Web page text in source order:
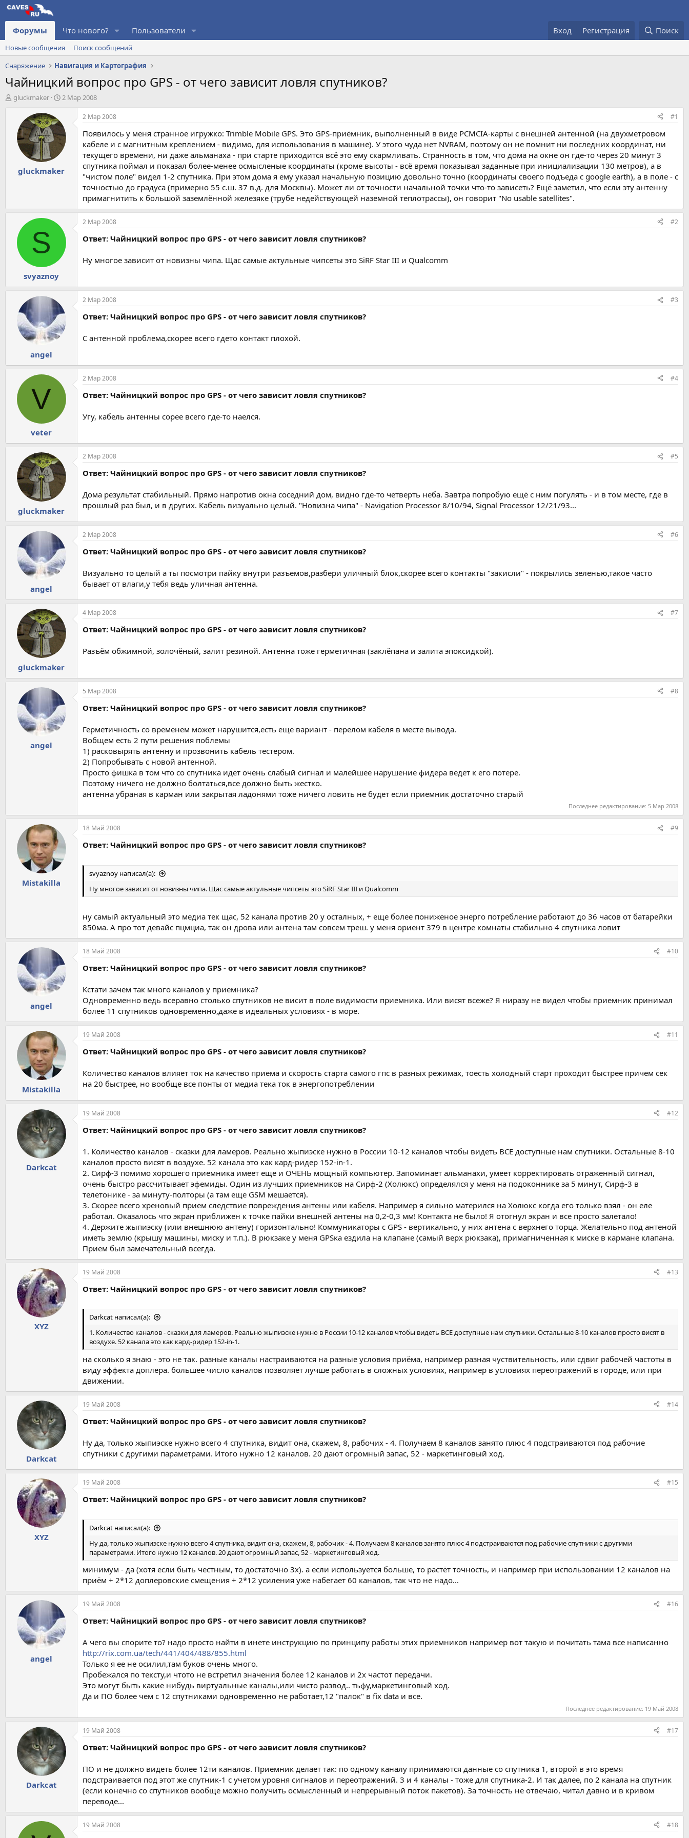
Форумы Что нового? Пользователи Вход Регистрация Поиск
Новые сообщения
Поиск сообщений
Снаряжение
Навигация и Картография
Чайницкий вопрос про GPS - от чего зависит ловля спутников?
А
gluckmaker
Д
а
н
а
ч
л
2 Мар 2008
gluckmaker
2 Мар 2008 #1
Появилось у меня странное игружко: Trimble Mobile GPS. Это GPS-приёмник, выполненный в виде PCMCIA-карты с внешней антенной (на двухметровом
кабеле и с магнитным креплением - видимо, для использования в машине). У этого чуда нет NVRAM, поэтому он не помнит ни последних координат, ни
текущего времени, ни даже альманаха - при старте приходится всё это ему скармливать. Странность в том, что дома на окне он где-то через 20 минут 3
спутника поймал и показал более-менее осмысленые координаты (кроме высоты - всё время показывал заданные при инициализации 130 метров), а в
"чистом поле" видел 1-2 спутника. При этом дома я ему указал начальную позицию довольно точно (координаты своего подъеда с google earth), а в поле - с
точностью до градуса (примерно 55 с.ш. 37 в.д. для Москвы). Может ли от точности начальной точки что-то зависеть? Ещё заметил, что если эту антенну
примагнитить к большой заземлённой железяке (трубе недействующей наземной теплотрассы), он говорит "No usable satellites".
S
svyaznoy
2 Мар 2008 #2
Ответ: Чайницкий вопрос про GPS - от чего зависит ловля спутников?
Ну многое зависит от новизны чипа. Щас самые актульные чипсеты это SiRF Star III и Qualcomm
angel
2 Мар 2008 #3
Ответ: Чайницкий вопрос про GPS - от чего зависит ловля спутников?
С антенной проблема,скорее всего гдето контакт плохой.
V
veter
2 Мар 2008 #4
Ответ: Чайницкий вопрос про GPS - от чего зависит ловля спутников?
Угу, кабель антенны сорее всего где-то наелся.
gluckmaker
2 Мар 2008 #5
Ответ: Чайницкий вопрос про GPS - от чего зависит ловля спутников?
Дома результат стабильный. Прямо напротив окна соседний дом, видно где-то четверть неба. Завтра попробую ещё с ним погулять - и в том месте, где в
прошлый раз был, и в других. Кабель визуально целый. "Новизна чипа" - Navigation Processor 8/10/94, Signal Processor 12/21/93...
angel
2 Мар 2008 #6
Ответ: Чайницкий вопрос про GPS - от чего зависит ловля спутников?
Визуально то целый а ты посмотри пайку внутри разъемов,разбери уличный блок,скорее всего контакты "закисли" - покрылись зеленью,такое часто
бывает от влаги,у тебя ведь уличная антенна.
gluckmaker
4 Мар 2008 #7
Ответ: Чайницкий вопрос про GPS - от чего зависит ловля спутников?
Разъём обжимной, золочёный, залит резиной. Антенна тоже герметичная (заклёпана и залита эпоксидкой).
angel
5 Мар 2008 #8
Ответ: Чайницкий вопрос про GPS - от чего зависит ловля спутников?
Герметичность со временем может нарушится,есть еще вариант - перелом кабеля в месте вывода.
Вобщем есть 2 пути решения поблемы
1) расковырять антенну и прозвонить кабель тестером.
2) Попробывать с новой антенной.
Просто фишка в том что со спутника идет очень слабый сигнал и малейшее нарушение фидера ведет к его потере.
Поэтому ничего не должно болтаться,все должно быть жестко.
антенна убраная в карман или закрытая ладонями тоже ничего ловить не будет если приемник достаточно старый
Последнее редактирование: 5 Мар 2008
Mistakilla
18 Май 2008 #9
Ответ: Чайницкий вопрос про GPS - от чего зависит ловля спутников?
svyaznoy написал(а):
Ну многое зависит от новизны чипа. Щас самые актульные чипсеты это SiRF Star III и Qualcomm
ну самый актуальный это медиа тек щас, 52 канала против 20 у осталных, + еще более пониженое энерго потребление работают до 36 часов от батарейки
850ма. А про тот девайс пцмциа, так он дрова или антена там совсем треш. у меня ориент 379 в центре комнаты стабильно 4 спутника ловит
angel
18 Май 2008 #10
Ответ: Чайницкий вопрос про GPS - от чего зависит ловля спутников?
Кстати зачем так много каналов у приемника?
Одновременно ведь всеравно столько спутников не висит в поле видимости приемника. Или висят всеже? Я ниразу не видел чтобы приемник принимал
более 11 спутников одновременно,даже в идеальных условиях - в море.
Mistakilla
19 Май 2008 #11
Ответ: Чайницкий вопрос про GPS - от чего зависит ловля спутников?
Количество каналов влияет ток на качество приема и скорость старта самого гпс в разных режимах, тоесть холодный старт проходит быстрее причем сек
на 20 быстрее, но вообще все понты от медиа тека ток в энергопотреблении
Darkcat
19 Май 2008 #12
Ответ: Чайницкий вопрос про GPS - от чего зависит ловля спутников?
1. Количество каналов - сказки для ламеров. Реально жыпиэске нужно в России 10-12 каналов чтобы видеть ВСЕ доступные нам спутники. Остальные 8-10
каналов просто висят в воздухе. 52 канала это как кард-ридер 152-in-1.
2. Сирф-3 помимо хорошего приемника имеет еще и ОЧЕНЬ мощный компьютер. Запоминает альманахи, умеет корректировать отраженный сигнал,
очень быстро рассчитывает эфемиды. Один из лучших приемников на Сирф-2 (Холюкс) определялся у меня на подоконнике за 5 минут, Сирф-3 в
телетонике - за минуту-полторы (а там еще GSM мешается).
3. Скорее всего хреновый прием следствие повреждения антены или кабеля. Например я сильно матерился на Холюкс когда его только взял - он еле
работал. Оказалось что экран приближен к точке пайки внешней антены на 0,2-0,3 мм! Контакта не было! Я отогнул экран и все просто залетало!
4. Держите жыпиэску (или внешнюю антену) горизонтально! Коммуникаторы с GPS - вертикально, у них антена с верхнего торца. Желательно под антеной
иметь землю (крышу машины, миску и т.п.). В рюкзаке у меня GPSка ездила на клапане (самый верх рюкзака), примагниченная к миске в кармане клапана.
Прием был замечательный всегда.
XYZ
19 Май 2008 #13
Ответ: Чайницкий вопрос про GPS - от чего зависит ловля спутников?
Darkcat написал(а):
1. Количество каналов - сказки для ламеров. Реально жыпиэске нужно в России 10-12 каналов чтобы видеть ВСЕ доступные нам спутники. Остальные 8-10 каналов просто висят в
воздухе. 52 канала это как кард-ридер 152-in-1.
на сколько я знаю - это не так. разные каналы настраиваются на разные условия приёма, например разная чуствительность, или сдвиг рабочей частоты в
виду эффекта доплера. большее число каналов позволяет лучше работать в сложных условиях, например в условиях переотражений в городе, или при
движении.
Darkcat
19 Май 2008 #14
Ответ: Чайницкий вопрос про GPS - от чего зависит ловля спутников?
Ну да, только жыпиэске нужно всего 4 спутника, видит она, скажем, 8, рабочих - 4. Получаем 8 каналов занято плюс 4 подстраиваются под рабочие
спутники с другими параметрами. Итого нужно 12 каналов. 20 дают огромный запас, 52 - маркетинговый ход.
XYZ
19 Май 2008 #15
Ответ: Чайницкий вопрос про GPS - от чего зависит ловля спутников?
Darkcat написал(а):
Ну да, только жыпиэске нужно всего 4 спутника, видит она, скажем, 8, рабочих - 4. Получаем 8 каналов занято плюс 4 подстраиваются под рабочие спутники с другими
параметрами. Итого нужно 12 каналов. 20 дают огромный запас, 52 - маркетинговый ход.
минимум - да (хотя если быть честным, то достаточно 3х). а если используется больше, то растёт точность, и например при использовании 12 каналов на
приём + 2*12 доплеровские смещения + 2*12 усиления уже набегает 60 каналов, так что не надо...
angel
19 Май 2008 #16
Ответ: Чайницкий вопрос про GPS - от чего зависит ловля спутников?
А чего вы спорите то? надо просто найти в инете инструкцию по принципу работы этих приемников например вот такую и почитать тама все написанно
http://rix.com.ua/tech/441/404/488/855.html
Только я ее не осилил,там буков очень много.
Пробежался по тексту,и чтото не встретил значения более 12 каналов и 2х частот передачи.
Это могут быть какие нибудь виртуальные каналы,или чисто развод.. тьфу,маркетинговый ход.
Да и ПО более чем с 12 спутниками одновременно не работает,12 "палок" в fix data и все.
Последнее редактирование: 19 Май 2008
Darkcat
19 Май 2008 #17
Ответ: Чайницкий вопрос про GPS - от чего зависит ловля спутников?
ПО и не должно видеть более 12ти каналов. Приемник делает так: по одному каналу принимаются данные со спутника 1, второй в это время
подстраивается под этот же спутник-1 с учетом уровня сигналов и переотражений. 3 и 4 каналы - тоже для спутника-2. И так далее, по 2 канала на спутник
(если конечно со спутников вообще можно получить осмысленный и непрерывный поток пакетов). За точность не отвечаю, читал давно и в кривом
переводе...
19 Май 2008 #18